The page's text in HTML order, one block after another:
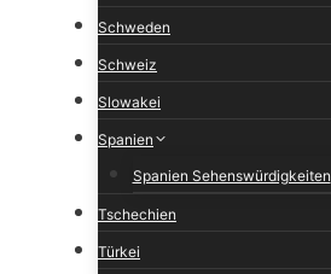
Schweden
Schweiz
Slowakei
Spanien
Spanien Sehenswürdigkeiten
Tschechien
Türkei